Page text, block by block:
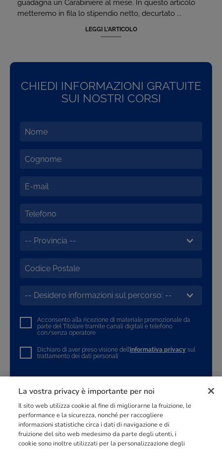
guadagna un Carabiniere al mese. In questo articolo
metteremo in fila lo stipendio netto, decurtato ...
LEGGI L'ARTICOLO
CHIEDI INFORMAZIONI GRATUITE
SUI NOSTRI CORSI
Acconsento alla ricezione di materiale promozionale da
parte del Titolare tramite canali digitali e telefono
con/senza operatore
Dichiaro di aver preso visione dell’informativa privacy sul
trattamento dei dati personali
INVIA LA RICHIESTA
La vostra privacy è importante per noi
Il sito web utilizza cookie al fine di migliorarne la fruizione, le
performance e la sicurezza, nonché per raccogliere
informazioni statistiche circa i dati di navigazione e di
fruizione del sito web medesimo da parte degli utenti, i
cookie sono inoltre utilizzati per la personalizzazione degli